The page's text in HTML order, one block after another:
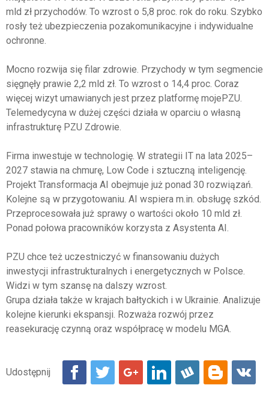
mld zł przychodów. To wzrost o 5,8 proc. rok do roku. Szybko
rosły też ubezpieczenia pozakomunikacyjne i indywidualne
ochronne.
Mocno rozwija się filar zdrowie. Przychody w tym segmencie
sięgnęły prawie 2,2 mld zł. To wzrost o 14,4 proc. Coraz
więcej wizyt umawianych jest przez platformę mojePZU.
Telemedycyna w dużej części działa w oparciu o własną
infrastrukturę PZU Zdrowie
Firma inwestuje w technologię. W strategii IT na lata 2025–
2027 stawia na chmurę, Low Code i sztuczną inteligencję.
Projekt Transformacja AI obejmuje już ponad 30 rozwiązań.
Kolejne są w przygotowaniu. AI wspiera m.in. obsługę szkód.
Przeprocesowała już sprawy o wartości około 10 mld zł.
Ponad połowa pracowników korzysta z Asystenta AI.
PZU chce też uczestniczyć w finansowaniu dużych
inwestycji infrastrukturalnych i energetycznych w Polsce.
Widzi w tym szansę na dalszy wzrost.
Grupa działa także w krajach bałtyckich i w Ukrainie. Analizuje
kolejne kierunki ekspansji. Rozważa rozwój przez
reasekurację czynną oraz współpracę w modelu MGA.